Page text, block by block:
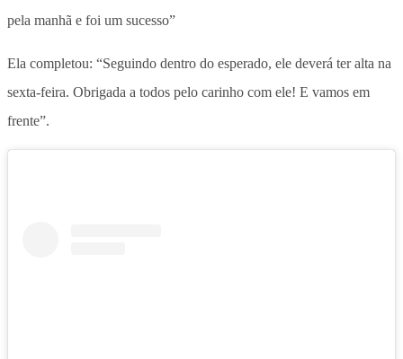
pela manhã e foi um sucesso”
Ela completou: “Seguindo dentro do esperado, ele deverá ter alta na
sexta-feira. Obrigada a todos pelo carinho com ele! E vamos em
frente”.